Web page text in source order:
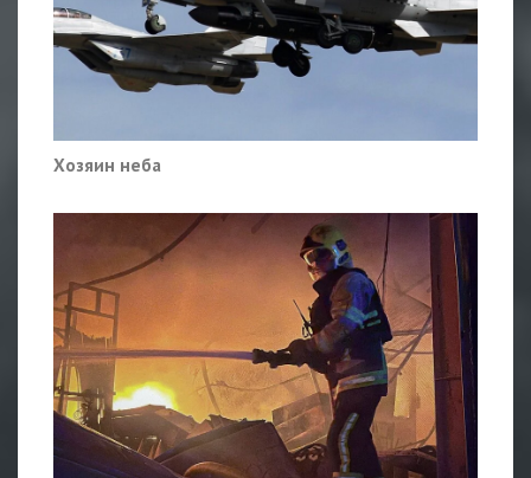
Хозяин неба